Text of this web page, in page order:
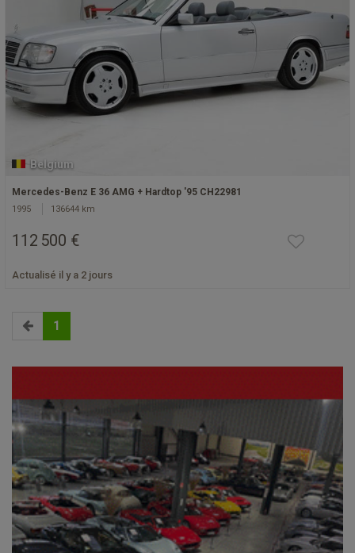
Belgium
Mercedes-Benz E 36 AMG + Hardtop '95 CH22981
1995 136644 km
112 500 €
Actualisé il y a 2 jours
1